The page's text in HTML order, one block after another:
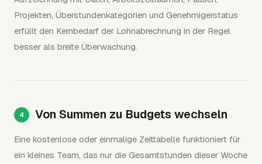
Projekten, Überstundenkategorien und Genehmigerstatus
erfüllt den Kernbedarf der Lohnabrechnung in der Regel
besser als breite Überwachung.
Von Summen zu Budgets wechseln
Eine kostenlose oder einmalige Zeittabelle funktioniert für
ein kleines Team, das nur die Gesamtstunden dieser Woche